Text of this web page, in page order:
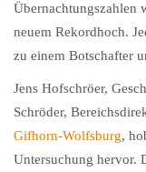
Übernachtungszahlen
neuem Rekordhoch.
zu einem Botschafter
Jens Hofschröer,
Schröder,
Gifhorn-Wolfsburg,
Untersuchung hervor.